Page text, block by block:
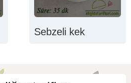
Sebzeli kek